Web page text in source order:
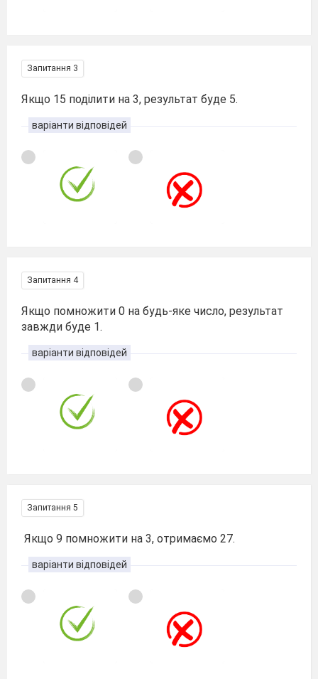
Запитання 3
Якщо 15 поділити на 3, результат буде 5.
варіанти відповідей
Запитання 4
Якщо помножити 0 на будь-яке число, результат
завжди буде 1.
варіанти відповідей
Запитання 5
Якщо 9 помножити на 3, отримаємо 27.
варіанти відповідей